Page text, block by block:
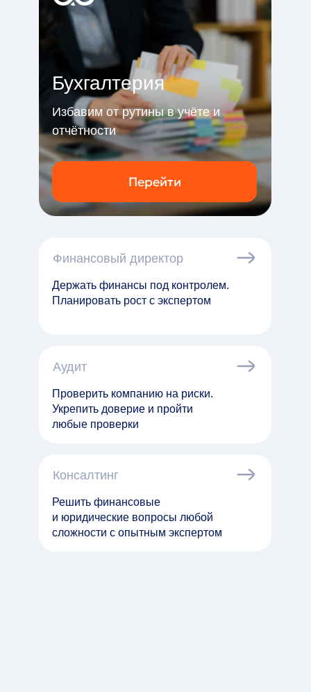
Бухгалтерия
Избавим от рутины в учёте и
отчётности
Перейти
Финансовый директор
Держать финансы под контролем.
Планировать рост с экспертом
Финансовый
Научим управлять финансами
и планировать рост
Аудит
Проверить компанию на риски.
Укрепить доверие и пройти
любые проверки
Консалтинг
Решить финансовые
и юридические вопросы любой
сложности с опытным экспертом